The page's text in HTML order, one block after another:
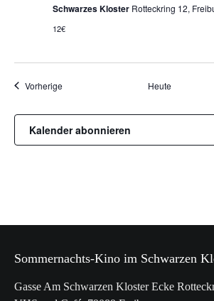
Schwarzes Kloster Rotteckring 12,
12€
VorherigeVorstellungen Heute
Kalender abonnieren
Sommernachts-Kino im Schwarzen
Gasse Am Schwarzen Kloster Ecke